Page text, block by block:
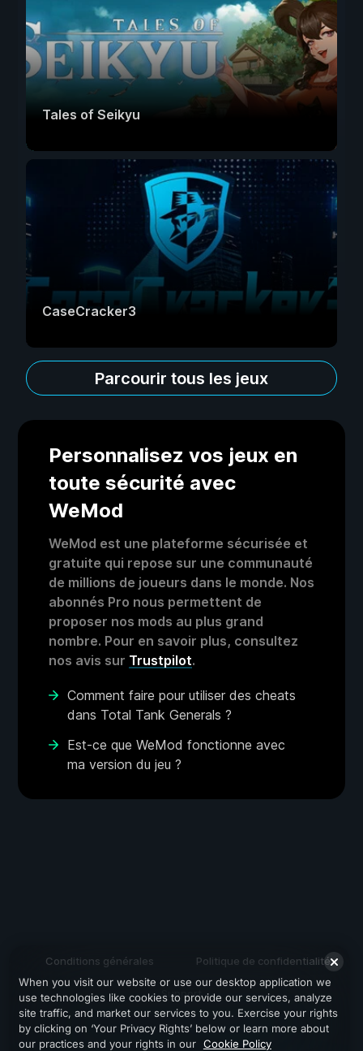
Tales of Seikyu
CaseCracker3
Parcourir tous les jeux
Personnalisez vos jeux en
toute sécurité avec
WeMod
WeMod est une plateforme sécurisée et
gratuite qui repose sur une communauté
de millions de joueurs dans le monde. Nos
abonnés Pro nous permettent de
proposer nos mods au plus grand
nombre. Pour en savoir plus, consultez
nos avis sur Trustpilot.
Comment faire pour utiliser des cheats
dans Total Tank Generals ?
Est-ce que WeMod fonctionne avec
ma version du jeu ?
Conditions générales Politique de confidentialité
Support
When you visit our website or use our desktop application we
use technologies like cookies to provide our services, analyze
site traffic, and market our services to you. Exercise your rights
by clicking on ‘Your Privacy Rights’ below or learn more about
our practices and your rights in our Cookie Policy